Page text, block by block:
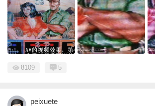
8109 5
peixuete